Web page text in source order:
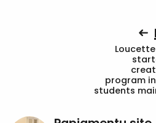
program
students